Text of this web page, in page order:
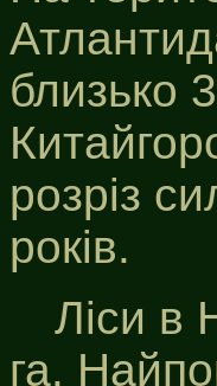
близько
розріз
років.
Ліси в
га.